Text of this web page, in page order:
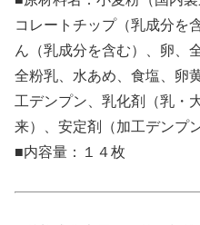
コレートチップ（乳成分を
ん（乳成分を含む）、卵、
全粉乳、水あめ、食塩、卵
工デンプン、乳化剤（乳・
来）、安定剤（加工デンプ
■内容量：１４枚